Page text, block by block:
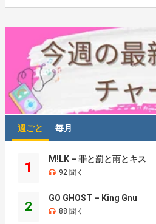
週ごと 毎月
1
M!LK – 罪と罰と雨とキス
92 聞く
2
GO GHOST – King Gnu
88 聞く